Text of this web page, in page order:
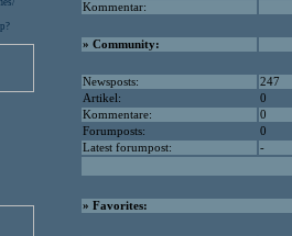
Kommentar:
» Community:
Newsposts:
247
Artikel:
0
Kommentare:
0
Forumposts:
0
Latest forumpost:
-
» Favorites: